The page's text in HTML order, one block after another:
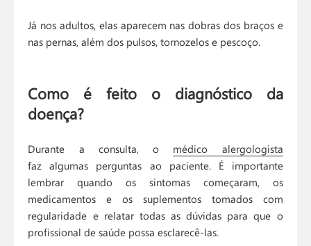
Já nos adultos, elas aparecem nas dobras dos braços e
nas pernas, além dos pulsos, tornozelos e pescoço.
Como é feito o diagnóstico da
doença?
Durante a consulta, o médico alergologista
faz algumas perguntas ao paciente. É importante
lembrar quando os sintomas começaram, os
medicamentos e os suplementos tomados com
regularidade e relatar todas as dúvidas para que o
profissional de saúde possa esclarecê-las.